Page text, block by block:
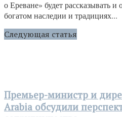
о Ереване» будет рассказывать
богатом наследии и традициях...
Следующая статья
Премьер-министр и
Arabia обсудили